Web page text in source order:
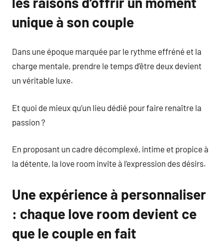
unique à son couple
Dans une époque marquée par le rythme effréné et la
charge mentale, prendre le temps d’être deux devient
un véritable luxe.
Et quoi de mieux qu’un lieu dédié pour faire renaître la
passion ?
En proposant un cadre décomplexé, intime et propice à
la détente, la love room invite à l’expression des désirs.
Une expérience à personnaliser
: chaque love room devient ce
que le couple en fait